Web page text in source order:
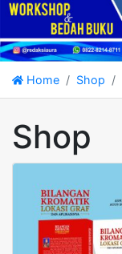
Home Shop
Shop